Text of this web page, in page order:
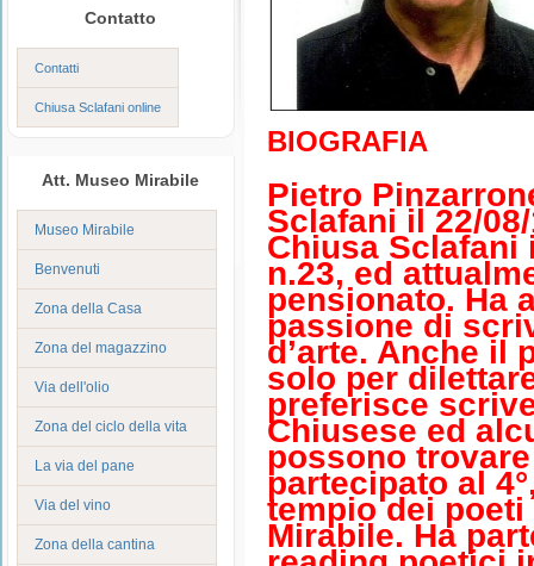
Contatto
Contatti
Chiusa Sclafani online
Att. Museo Mirabile
Museo Mirabile
Benvenuti
Zona della Casa
Zona del magazzino
Via dell'olio
Zona del ciclo della vita
La via del pane
Via del vino
Zona della cantina
BIOGRAFIA
Pietro
Sclafani il 22/
Chiusa Sclafani
n.23, ed
pensionato. Ha
passione di
d’arte. Anche il
solo per
preferisce
Chiusese ed
possono
partecipato al
tempio dei
Mirabile. Ha